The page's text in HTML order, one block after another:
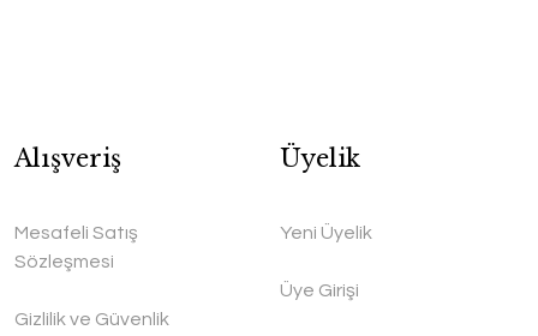
Alışveriş
Mesafeli Satış
Sözleşmesi
Gizlilik ve Güvenlik
Üyelik
Yeni Üyelik
Üye Girişi